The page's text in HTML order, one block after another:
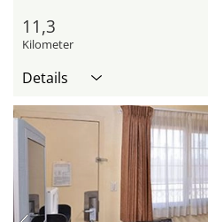
11,3
Kilometer
Details